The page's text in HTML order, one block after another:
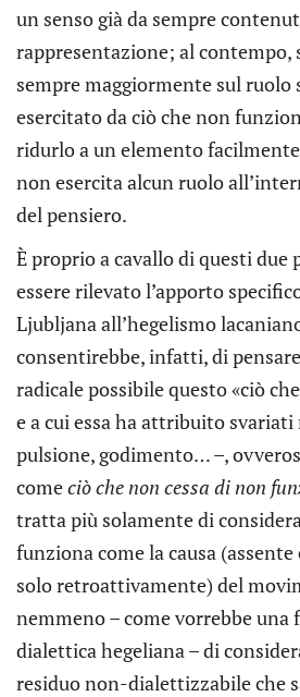
un senso già da sempre
rappresentazione; al contempo,
sempre maggiormente sul
esercitato da ciò che non
ridurlo a un elemento
non esercita alcun ruolo
del pensiero.
È proprio a cavallo di questi due
essere rilevato l’apporto
Ljubljana all’hegelismo
consentirebbe, infatti, di
radicale possibile questo «ciò
e a cui essa ha attribuito
pulsione, godimento… –,
comeciò che non cessa di non
tratta più solamente di
funziona come la causa (assente
solo retroattivamente) del
nemmeno – come vorrebbe una
dialettica hegeliana – di
residuo non-dialettizzabile che